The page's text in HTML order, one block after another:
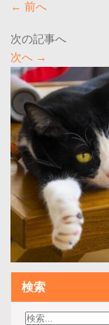
← 前へ
次へ →
検索